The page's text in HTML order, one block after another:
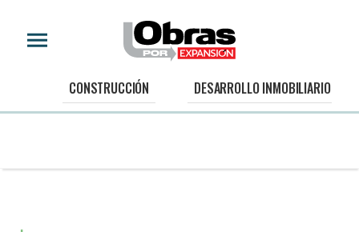
CONSTRUCCIÓN DESARROLLO INMOBILIARIO